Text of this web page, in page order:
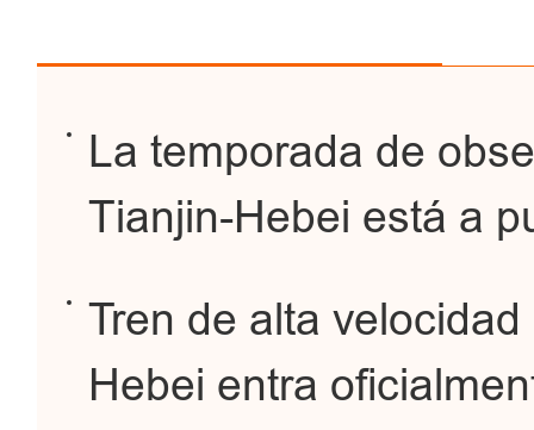
La temporada de
Tianjin-Hebei está a
Tren de alta
Hebei entra